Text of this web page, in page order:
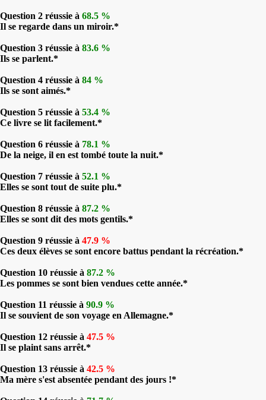
Question 2 réussie à 68.5 %
Il se regarde dans un miroir.*
Question 3 réussie à 83.6 %
Ils se parlent.*
Question 4 réussie à 84 %
Ils se sont aimés.*
Question 5 réussie à 53.4 %
Ce livre se lit facilement.*
Question 6 réussie à 78.1 %
De la neige, il en est tombé toute la nuit.*
Question 7 réussie à 52.1 %
Elles se sont tout de suite plu.*
Question 8 réussie à 87.2 %
Elles se sont dit des mots gentils.*
Question 9 réussie à 47.9 %
Ces deux élèves se sont encore battus pendant la récréation.*
Question 10 réussie à 87.2 %
Les pommes se sont bien vendues cette année.*
Question 11 réussie à 90.9 %
Il se souvient de son voyage en Allemagne.*
Question 12 réussie à 47.5 %
Il se plaint sans arrêt.*
Question 13 réussie à 42.5 %
Ma mère s'est absentée pendant des jours !*